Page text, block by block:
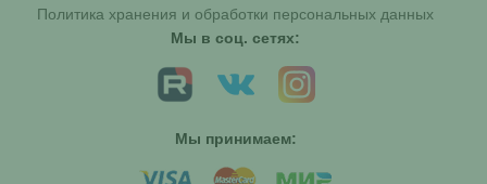
Политика хранения и обработки персональных данных
Мы в соц. сетях:
Мы принимаем: